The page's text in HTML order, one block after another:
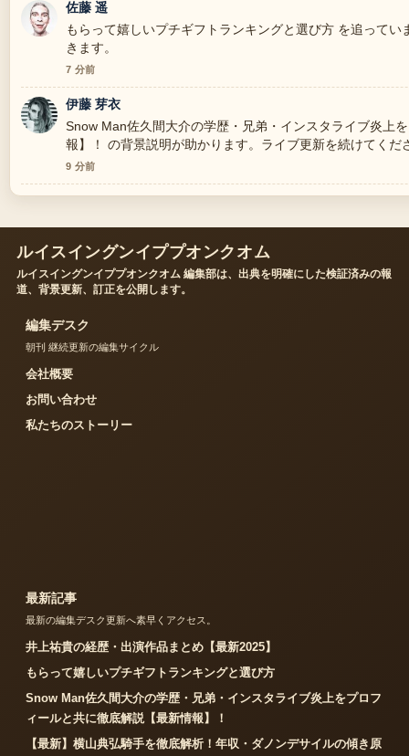
佐藤 遥
もらって嬉しいプチギフトランキングと選び方 を追って
きます。
7 分前
伊藤 芽衣
Snow Man佐久間大介の学歴・兄弟・インスタライブ炎上
報】！ の背景説明が助かります。ライブ更新を続けてくだ
9 分前
ルイスイングンイププオンクオム
ルイスイングンイププオンクオム 編集部は、出典を明確にした検証済みの報
道、背景更新、訂正を公開します。
編集デスク
朝刊 継続更新の編集サイクル
会社概要
お問い合わせ
私たちのストーリー
最新記事
最新の編集デスク更新へ素早くアクセス。
井上祐貴の経歴・出演作品まとめ【最新2025】
もらって嬉しいプチギフトランキングと選び方
Snow Man佐久間大介の学歴・兄弟・インスタライブ炎上をプロフ
ィールと共に徹底解説【最新情報】！
【最新】横山典弘騎手を徹底解析！年収・ダノンデサイルの傾き原